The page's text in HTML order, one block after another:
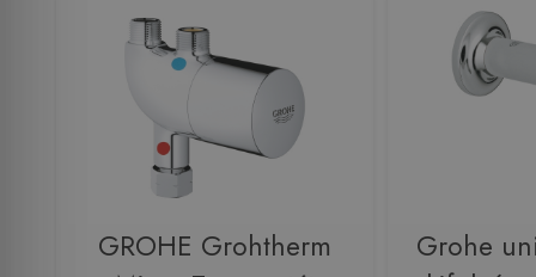
GROHE Grohtherm
Grohe